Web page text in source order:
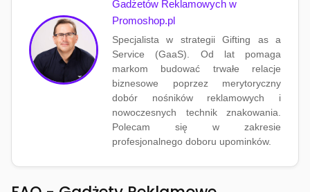
Gadżetów Reklamowych w
Promoshop.pl
Specjalista w strategii Gifting as a
Service (GaaS). Od lat pomaga
markom budować trwałe relacje
biznesowe poprzez merytoryczny
dobór nośników reklamowych i
nowoczesnych technik znakowania.
Polecam się w zakresie
profesjonalnego doboru upominków.